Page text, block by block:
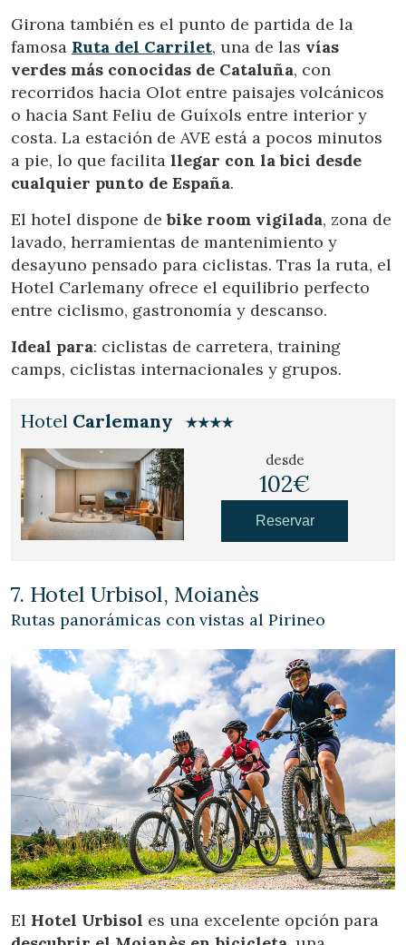
Girona también es el punto de partida de la
famosa Ruta del Carrilet, una de las vías
verdes más conocidas de Cataluña, con
recorridos hacia Olot entre paisajes volcánicos
o hacia Sant Feliu de Guíxols entre interior y
costa. La estación de AVE está a pocos minutos
a pie, lo que facilita llegar con la bici desde
cualquier punto de España.
El hotel dispone de bike room vigilada, zona de
lavado, herramientas de mantenimiento y
desayuno pensado para ciclistas. Tras la ruta, el
Hotel Carlemany ofrece el equilibrio perfecto
entre ciclismo, gastronomía y descanso.
Ideal para: ciclistas de carretera, training
camps, ciclistas internacionales y grupos.
Hotel Carlemany
desde
102€
Reservar
7. Hotel Urbisol, Moianès
Rutas panorámicas con vistas al Pirineo
El Hotel Urbisol es una excelente opción para